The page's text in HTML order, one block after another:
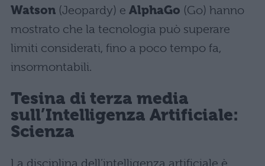
Watson (Jeopardy) e AlphaGo (Go) hanno
mostrato che la tecnologia può superare
limiti considerati, fino a poco tempo fa,
insormontabili.
Tesina di terza media
sull’Intelligenza Artificiale:
Scienza
La disciplina dell’intelligenza artificiale è